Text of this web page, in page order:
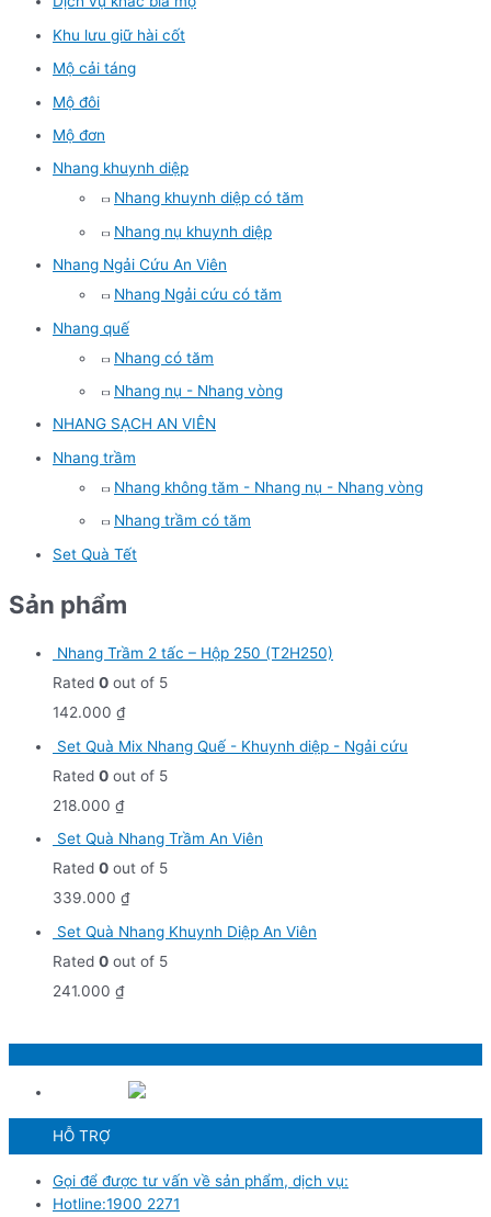
Khu lưu giữ hài cốt
Mộ cải táng
Mộ đôi
Mộ đơn
Nhang khuynh diệp
Nhang khuynh diệp có tăm
Nhang nụ khuynh diệp
Nhang Ngải Cứu An Viên
Nhang Ngải cứu có tăm
Nhang quế
Nhang có tăm
Nhang nụ - Nhang vòng
NHANG SẠCH AN VIÊN
Nhang trầm
Nhang không tăm - Nhang nụ - Nhang vòng
Nhang trầm có tăm
Set Quà Tết
Sản phẩm
Nhang Trầm 2 tấc – Hộp 250 (T2H250)
Rated 0 out of 5
142.000 ₫
Set Quà Mix Nhang Quế - Khuynh diệp - Ngải cứu
Rated 0 out of 5
218.000 ₫
Set Quà Nhang Trầm An Viên
Rated 0 out of 5
339.000 ₫
Set Quà Nhang Khuynh Diệp An Viên
Rated 0 out of 5
241.000 ₫
HỖ TRỢ
Gọi để được tư vấn về sản phẩm, dịch vụ:
Hotline:1900 2271